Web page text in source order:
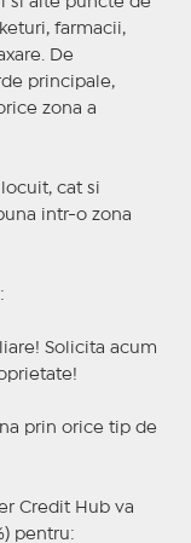
farmacii,
De
principale,
zona a
cat si
intr-o zona
Solicita acum
prin orice tip de
Credit Hub va
pentru: